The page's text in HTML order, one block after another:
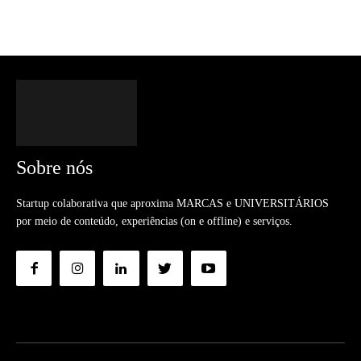
Sobre nós
Startup colaborativa que aproxima MARCAS e UNIVERSITÁRIOS
por meio de conteúdo, experiências (on e offline) e serviços.